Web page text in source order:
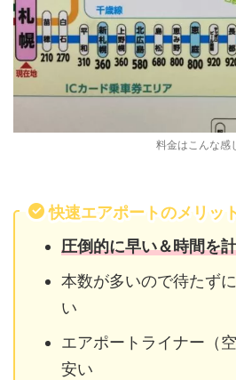
料金はこんな感
快速エアポートのメリッ
圧倒的に早い＆時間を
本数が多いので待たず
い
エアポートライナー（
安い